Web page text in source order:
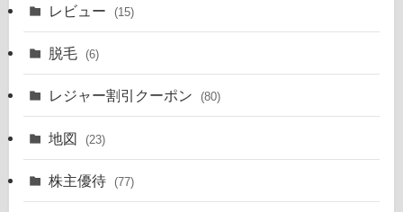
レビュー (15)
脱毛 (6)
レジャー割引クーポン (80)
地図 (23)
株主優待 (77)